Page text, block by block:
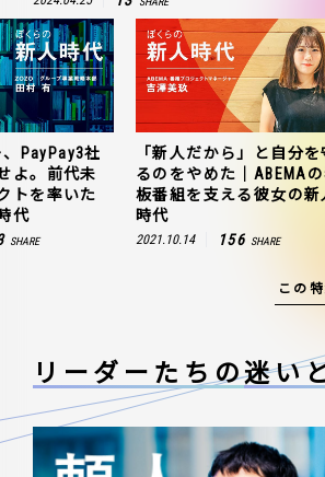
PayPay3社
よ。前代未
トを率いた
代
SHARE
「新人だから」と自分を
るのをやめた｜ABEMA
板番組を支える彼女の新
時代
2021.10.14 156 SHARE
この
リーダーたちの迷い